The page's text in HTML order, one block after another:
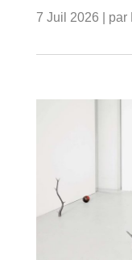
7 Juil 2026 | par